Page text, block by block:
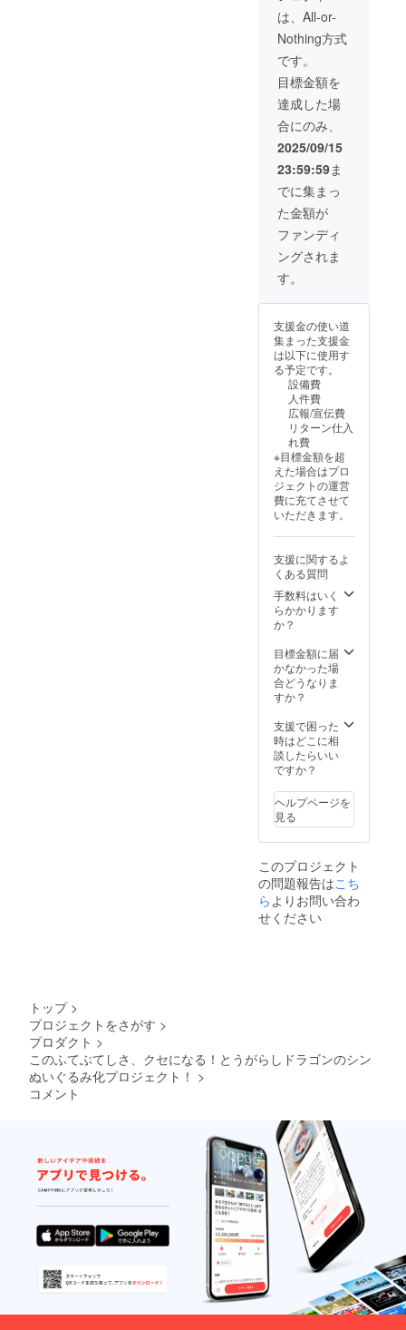
・マグ
カッ
プ 1点
ド 1点
●色紙イ
ラスト
はイ
メージ
画像に
なりま
す。 ●
必ず備
考欄
に、色
紙に入
れる宛
ださ
宛名の
必要が
ない場
合は
「宛名
不要」
とご記
入くだ
●備考欄
記入後
の宛名
変更は
不可と
なって
す。 画
像はイ
メージ
です。
金額に
税
（10%
）と送
料990円
でおり
ます。
は、All-or-
Nothing方式
です。
目標金額を
達成した場
合にのみ、
2025/09/15
23:59:59ま
でに集まっ
た金額が
ファンディ
ングされま
す。
支援金の使い道
集まった支援金
は以下に使用す
る予定です。
設備費
人件費
広報/宣伝費
リターン仕入
れ費
※目標金額を超
えた場合はプロ
ジェクトの運営
費に充てさせて
いただきます。
支援に関するよ
くある質問
手数料はいく
らかかります
か？
目標金額に届
かなかった場
合どうなりま
すか？
支援で困った
時はどこに相
談したらいい
ですか？
ヘルプページを
見る
このプロジェクト
の問題報告はこち
らよりお問い合わ
せください
トップ >
プロジェクトをさがす >
プロダクト >
このふてぶてしさ、クセになる！とうがらしドラゴンのシン
ぬいぐるみ化プロジェクト！ >
コメント